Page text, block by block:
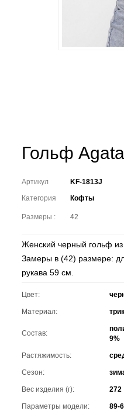
Гольф
Артикул
KF-1813J
Категория
Кофты
Размеры : 42
Женский черный гольф из
Замеры в (42) размере:
рукава 59 см.
Цвет:
Материал:
Состав:
9%
Растяжимость:
Сезон:
Вес изделия (г): 272
Параметры модели: 89-